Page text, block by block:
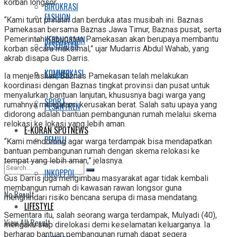
FASHION
KESEHATAN
KULINER
SPORT
E-KORAN SPOTNEWS
No Result
View All Result
BIROKRASI
KEBANGSAAN
KOMUNIKASI
PESANTREN
PEMILU
INKOPPOL
LIFESTYLE
korban longsor.
“Kami turut prihatin dan berduka atas musibah ini. Baznas
Pamekasan bersama Baznas Jawa Timur, Baznas pusat, serta
Pemerintah Kabupaten Pamekasan akan berupaya membantu
korban secara maksimal,” ujar Mudarris Abdul Wahab, yang
akrab disapa Gus Darris.
Ia menjelaskan, Baznas Pamekasan telah melakukan
koordinasi dengan Baznas tingkat provinsi dan pusat untuk
menyalurkan bantuan lanjutan, khususnya bagi warga yang
rumahnya mengalami kerusakan berat. Salah satu upaya yang
didorong adalah bantuan pembangunan rumah melalui skema
relokasi ke lokasi yang lebih aman.
“Kami mendorong agar warga terdampak bisa mendapatkan
bantuan pembangunan rumah dengan skema relokasi ke
tempat yang lebih aman,” jelasnya.
Gus Darris juga mengimbau masyarakat agar tidak kembali
membangun rumah di kawasan rawan longsor guna
menghindari risiko bencana serupa di masa mendatang.
Sementara itu, salah seorang warga terdampak, Mulyadi (40),
mengaku siap direlokasi demi keselamatan keluarganya. Ia
berharap bantuan pembangunan rumah dapat segera